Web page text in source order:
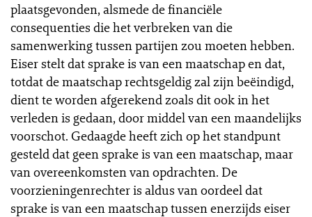
plaatsgevonden, alsmede de financiële
consequenties die het verbreken van die
samenwerking tussen partijen zou moeten hebben.
Eiser stelt dat sprake is van een maatschap en dat,
totdat de maatschap rechtsgeldig zal zijn beëindigd,
dient te worden afgerekend zoals dit ook in het
verleden is gedaan, door middel van een maandelijks
voorschot. Gedaagde heeft zich op het standpunt
gesteld dat geen sprake is van een maatschap, maar
van overeenkomsten van opdrachten. De
voorzieningenrechter is aldus van oordeel dat
sprake is van een maatschap tussen enerzijds eiser